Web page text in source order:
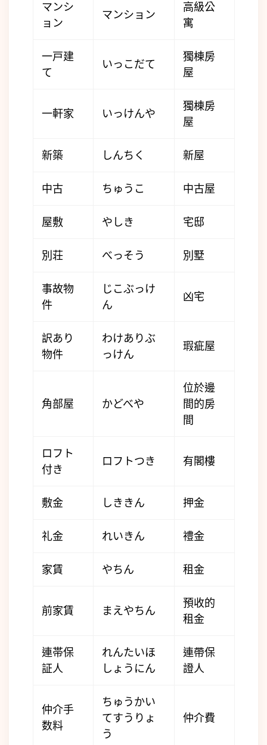
マンシ
ョン
マンション
高級公
寓
一戸建
て
いっこだて
獨棟房
屋
一軒家 いっけんや
獨棟房
屋
新築 しんちく 新屋
中古 ちゅうこ 中古屋
屋敷 やしき 宅邸
別荘 べっそう 別墅
事故物
件
じこぶっけ
ん
凶宅
訳あり
物件
わけありぶ
っけん
瑕疵屋
角部屋 かどべや
位於邊
間的房
間
ロフト
付き
ロフトつき 有閣樓
敷金 しききん 押金
礼金 れいきん 禮金
家賃 やちん 租金
前家賃 まえやちん
預收的
租金
連帯保
証人
れんたいほ
しょうにん
連帶保
證人
仲介手
数料
ちゅうかい
てすうりょ
う
仲介費